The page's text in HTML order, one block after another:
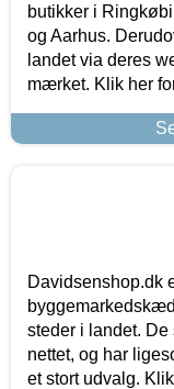
butikker i
og Aarhus.
landet via deres
mærket. Klik her
Davidsenshop.dk
steder i landet.
nettet, og har
et stort udvalg.